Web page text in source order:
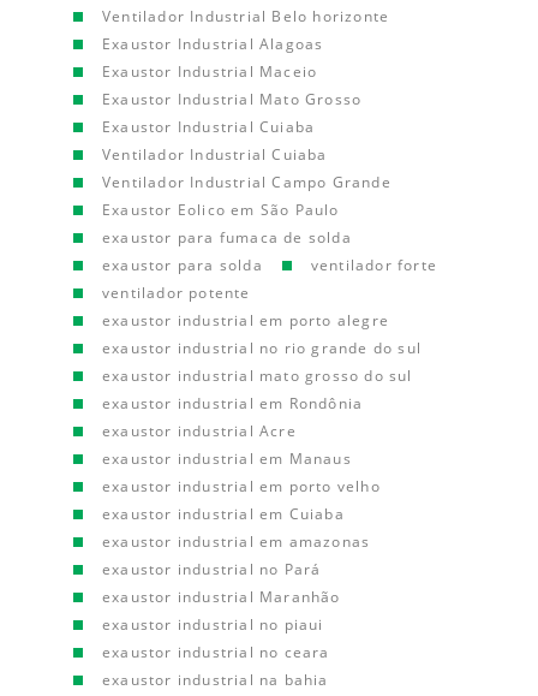
Ventilador Industrial Belo horizonte
Exaustor Industrial Alagoas
Exaustor Industrial Maceio
Exaustor Industrial Mato Grosso
Exaustor Industrial Cuiaba
Ventilador Industrial Cuiaba
Ventilador Industrial Campo Grande
Exaustor Eolico em São Paulo
exaustor para fumaca de solda
exaustor para solda
ventilador forte
ventilador potente
exaustor industrial em porto alegre
exaustor industrial no rio grande do sul
exaustor industrial mato grosso do sul
exaustor industrial em Rondônia
exaustor industrial Acre
exaustor industrial em Manaus
exaustor industrial em porto velho
exaustor industrial em Cuiaba
exaustor industrial em amazonas
exaustor industrial no Pará
exaustor industrial Maranhão
exaustor industrial no piaui
exaustor industrial no ceara
exaustor industrial na bahia